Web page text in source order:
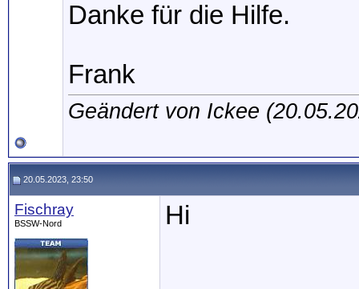
Danke für die Hilfe.
Frank
Geändert von Ickee
20.05.2023, 23:50
Fischray
BSSW-Nord Hi